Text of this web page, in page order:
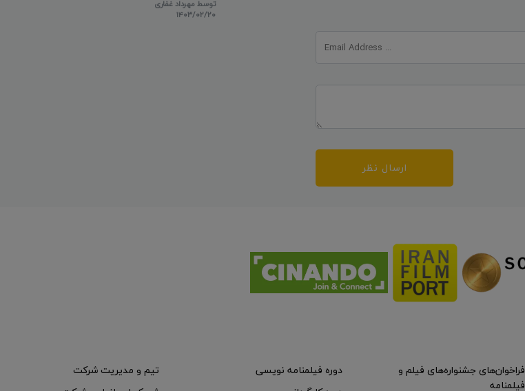
ارسال نظر
توسط مهرداد غفاری
۱۴۰۳/۰۲/۲۰
فراخوان‌های جشنواره‌های فیلم و
فیلمنامه
دوره فیلمنامه نویسی
تیم و مدیریت شرکت